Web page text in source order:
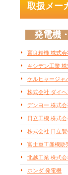
取扱メー
発電機
育良精機 株式会
キシデン工業 株
ケルヒャージャ
株式会社 ダイヘ
デンヨー 株式会
日立工機 株式会
株式会社 日立製
富士重工産機販
北越工業 株式会
ホンダ 発電機